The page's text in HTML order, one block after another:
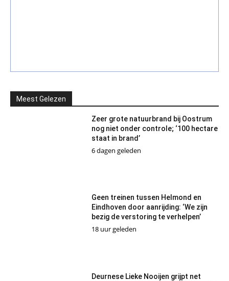
Meest Gelezen
Zeer grote natuurbrand bij Oostrum
nog niet onder controle; ‘100 hectare
staat in brand’
6 dagen geleden
Geen treinen tussen Helmond en
Eindhoven door aanrijding: ‘We zijn
bezig de verstoring te verhelpen’
18 uur geleden
Deurnese Lieke Nooijen grijpt net